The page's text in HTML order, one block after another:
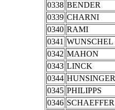
0338 BENDER
0339 CHARNI
0340 RAMI
0341 WUNSCHEL
0342 MAHON
0343 LINCK
0344 HUNSINGER
0345 PHILIPPS
0346 SCHAEFFER